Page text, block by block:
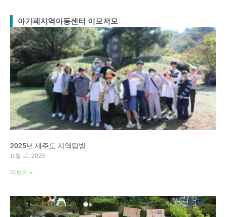
아가페지역아동센터 이모저모
2025년 제주도 지역탐방
11월 10, 2025
더보기 »
PagePage